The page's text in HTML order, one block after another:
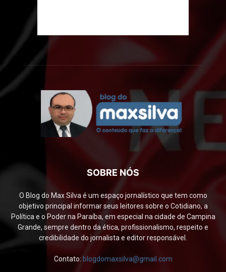
SOBRE NÓS
O Blog do Max Silva é um espaço jornalístico que tem como
objetivo principal informar seus leitores sobre o Cotidiano, a
Política e o Poder na Paraíba, em especial na cidade de Campina
Grande, sempre dentro da ética, profissionalismo, respeito e
credibilidade do jornalista e editor responsável.
Contato: blogdomaxsilva@gmail.com